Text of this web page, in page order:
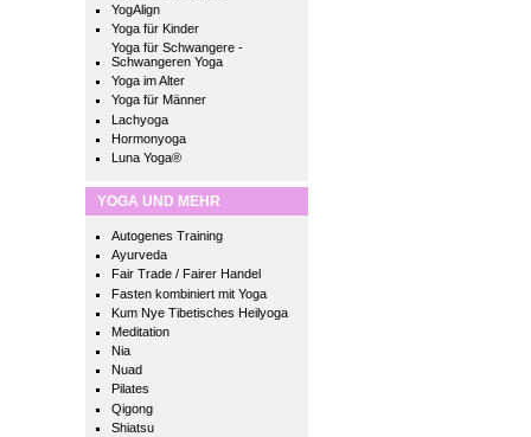
YogAlign
Yoga für Kinder
Yoga für Schwangere -
Schwangeren Yoga
Yoga im Alter
Yoga für Männer
Lachyoga
Hormonyoga
Luna Yoga®
YOGA UND MEHR
Autogenes Training
Ayurveda
Fair Trade / Fairer Handel
Fasten kombiniert mit Yoga
Kum Nye Tibetisches Heilyoga
Meditation
Nia
Nuad
Pilates
Qigong
Shiatsu